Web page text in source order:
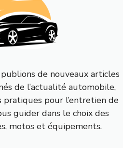
de nouveaux articles
de l’actualité automobile,
pratiques pour l’entretien de
guider dans le choix des
motos et équipements.